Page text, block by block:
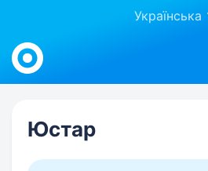
Українська
Work.ua
Юстар